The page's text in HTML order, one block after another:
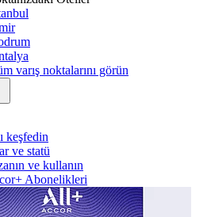
varış noktalarını görün
keşfedin
ve statü
ve kullanın
Abonelikleri